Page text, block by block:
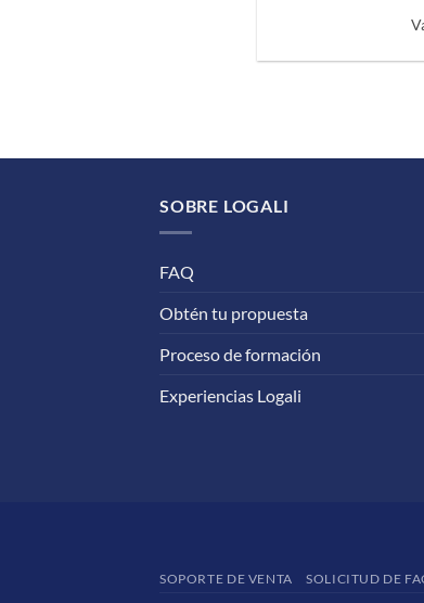
SOBRE LOGALI
FAQ
Obtén tu propuesta
Proceso de formación
Experiencias Logali
SOPORTE DE VENTA SOLICITUD DE